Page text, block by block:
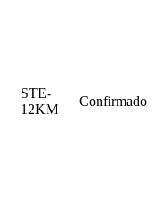
STE-
12KM
Confirmado